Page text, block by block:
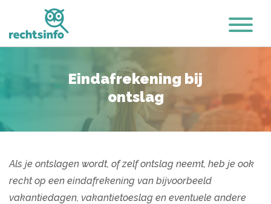
Eindafrekening bij
ontslag
Als je ontslagen wordt, of zelf ontslag neemt, heb je ook
recht op een eindafrekening van bijvoorbeeld
vakantiedagen, vakantietoeslag en eventuele andere